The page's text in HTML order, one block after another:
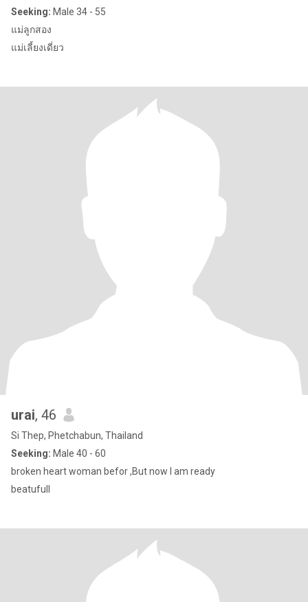
Seeking: Male 34 - 55
แม่ลูกสอง
แม่เลี้ยงเดี่ยว
urai, 46
Si Thep, Phetchabun, Thailand
Seeking: Male 40 - 60
broken heart woman befor ,But now I am ready
beatufull